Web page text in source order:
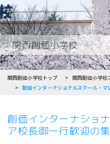
関西創価小学校
関西創価小学校トップ
関西創価小学校
創価インターナショナルスクール・
創価インターナショ
ア校長御一行歓迎の